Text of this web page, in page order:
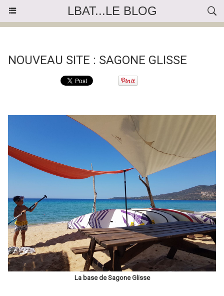
LBAT...LE BLOG
NOUVEAU SITE : SAGONE GLISSE
La base de Sagone Glisse